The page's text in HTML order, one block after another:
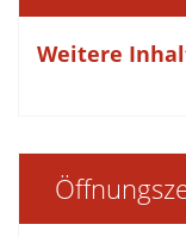
Weitere